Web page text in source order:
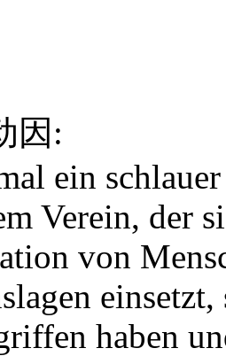
因:
ein
Verein, der
von
haben